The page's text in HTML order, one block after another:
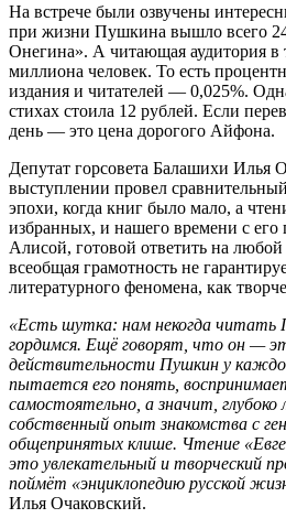
На встрече были озвучены
при жизни Пушкина вышло всего
Онегина». А читающая аудитория в
миллиона человек. То есть
издания и читателей — 0,025%.
стихах стоила 12 рублей. Если
день — это цена дорогого Айфона.
Депутат горсовета Балашихи Илья
выступлении провел
эпохи, когда книг было мало, а
избранных, и нашего времени с его
Алисой, готовой ответить на
всеобщая грамотность не
литературного феномена, как
«Есть шутка: нам некогда
гордимся. Ещё говорят, что он —
действительности Пушкин у
пытается его понять,
самостоятельно, а значит, глубоко
собственный опыт знакомства с
общепринятых клише. Чтение
это увлекательный и творческий
поймёт «энциклопедию русской
Илья Очаковский.